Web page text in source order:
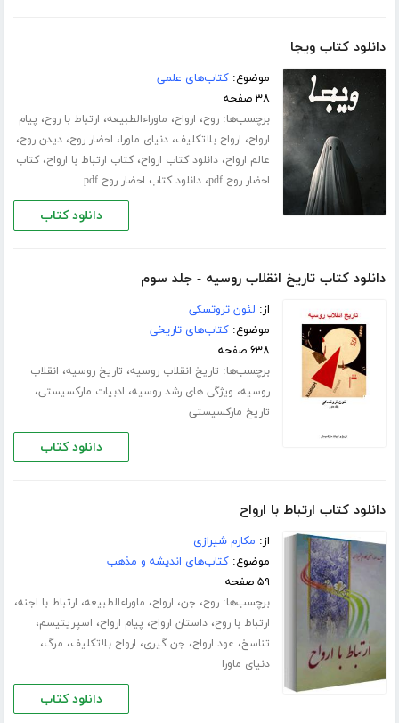
دانلود کتاب ویجا
موضوع:کتاب‌های علمی
۳۸ صفحه
برچسب‌ها:روح، ارواح، ماوراءالطبیعه، ارتباط با روح، پیام
ارواح، ارواح بلاتکلیف،دنیای ماورا، احضار روح،دیدن روح،
عالم ارواح،دانلود کتاب ارواح،کتاب ارتباط با ارواح،کتاب
احضار روح pdf
،دانلود کتاب احضار روح pdf
دانلود کتاب
دانلود کتاب تاریخ انقلاب روسیه - جلد سوم
از: لئون تروتسکی
موضوع:کتاب‌های تاریخی
۶۳۸ صفحه
برچسب‌ها: تاریخ انقلاب روسیه، تاریخ روسیه، انقلاب
روسیه، ویژگی های رشد روسیه، ادبیات مارکسیستی،
تاریخ مارکسیستی
دانلود کتاب
دانلود کتاب ارتباط با ارواح
از: مکارم شیرازی
موضوع:کتاب‌های اندیشه و مذهب
۵۹ صفحه
برچسب‌ها:روح، جن، ارواح، ماوراءالطبیعه، ارتباط با اجنه،
ارتباط با روح،داستان ارواح، پیام ارواح، اسپریتیسم،
تناسخ، عود ارواح، جن گیری، ارواح بلاتکلیف، مرگ،
دنیای ماورا
دانلود کتاب